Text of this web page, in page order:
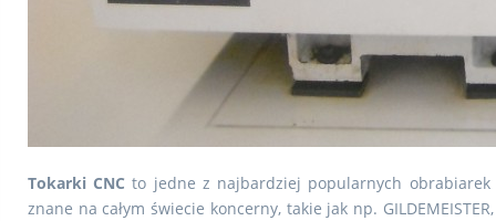
Tokarki CNC to jedne z najbardziej popularnych obrabiarek
znane na całym świecie koncerny, takie jak np.